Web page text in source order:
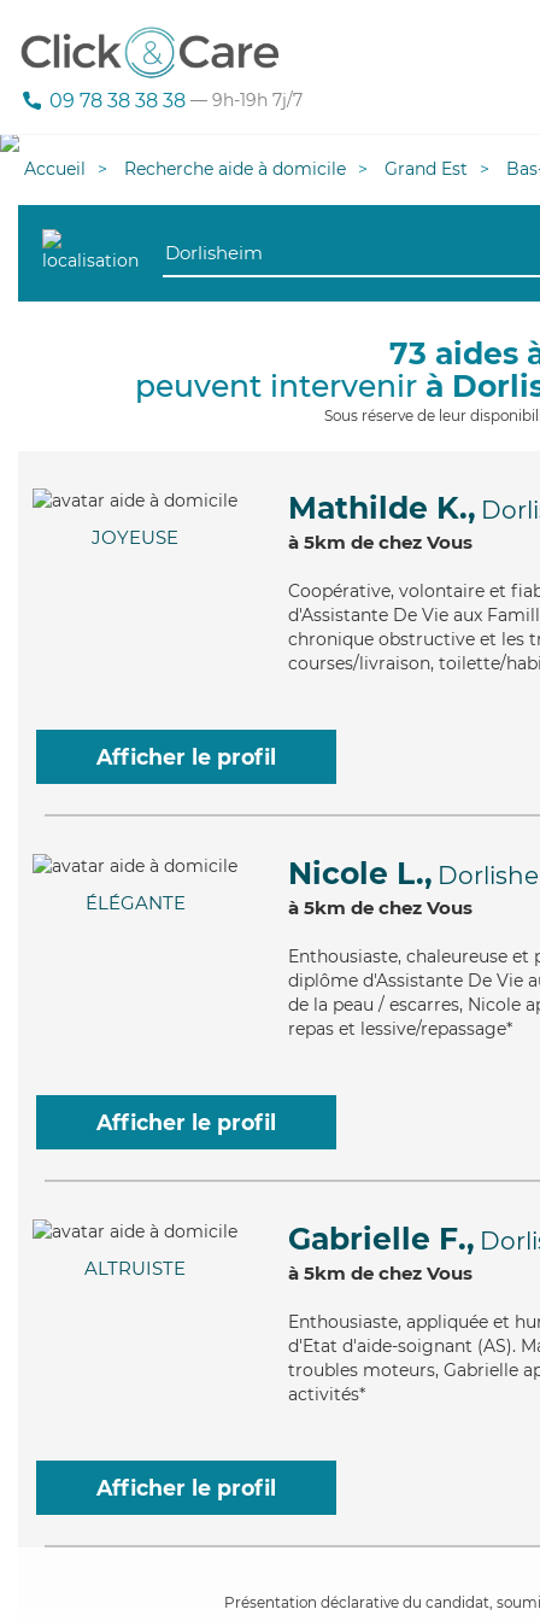
09 78 38 38 38 — 9h-19h 7j/7
Accueil Recherche aide à domicile Grand Est
73 aides
peuvent intervenir à
Sous réserve de leur
JOYEUSE
Mathilde K.,
à 5km de chez Vous
Coopérative, volontaire et
d'Assistante De Vie aux
chronique obstructive et les
courses/livraison, toilette/
Afficher le profil
ÉLÉGANTE
Nicole L.,
à 5km de chez Vous
Enthousiaste, chaleureuse et
diplôme d'Assistante De Vie
de la peau / escarres, Nicole
repas et lessive/repassage*
Afficher le profil
ALTRUISTE
Gabrielle F.,
à 5km de chez Vous
Enthousiaste, appliquée et
d'Etat d'aide-soignant (AS).
troubles moteurs, Gabrielle
activités*
Afficher le profil
Présentation déclarative du candidat,